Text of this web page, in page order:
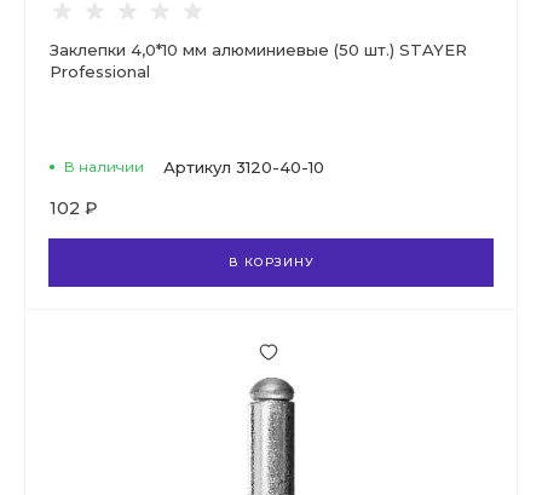
Заклепки 4,0*10 мм алюминиевые (50 шт.) STAYER
Professional
В наличии Артикул 3120-40-10
102 ₽
В КОРЗИНУ